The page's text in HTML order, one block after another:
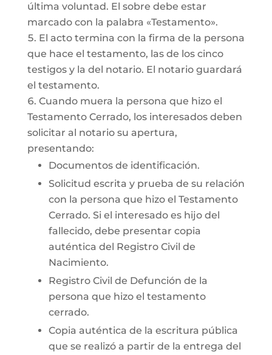
última voluntad. El sobre debe estar
marcado con la palabra «Testamento».
El acto termina con la firma de la persona
que hace el testamento, las de los cinco
testigos y la del notario. El notario guardará
el testamento.
Cuando muera la persona que hizo el
Testamento Cerrado, los interesados deben
solicitar al notario su apertura,
presentando:
Documentos de identificación.
Solicitud escrita y prueba de su relación
con la persona que hizo el Testamento
Cerrado. Si el interesado es hijo del
fallecido, debe presentar copia
auténtica del Registro Civil de
Nacimiento.
Registro Civil de Defunción de la
persona que hizo el testamento
cerrado.
Copia auténtica de la escritura pública
que se realizó a partir de la entrega del